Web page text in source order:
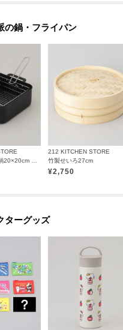
の鍋・フライパン
鉄製正方型揚げ鍋20×20cm フライヤー付
212 KITCHEN STORE
竹製せいろ27cm
¥2,750
ターグッズ